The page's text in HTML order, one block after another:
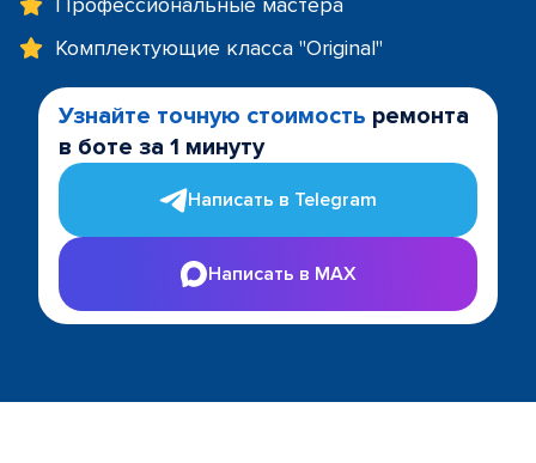
Комплектующие класса "Original"
Узнайте точную стоимость ремонта
в боте за 1 минуту
Написать в Telegram
Написать в MAX